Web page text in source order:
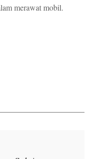
merawat mobil.